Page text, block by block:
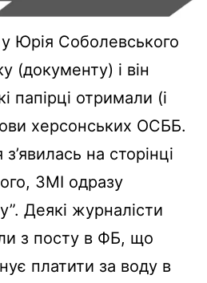
Юрія Соболевського
(документу) і він
папірці отримали (і
херсонських ОСББ.
на сторінці
ЗМІ одразу
Деякі журналісти
з посту в ФБ, що
платити за воду в